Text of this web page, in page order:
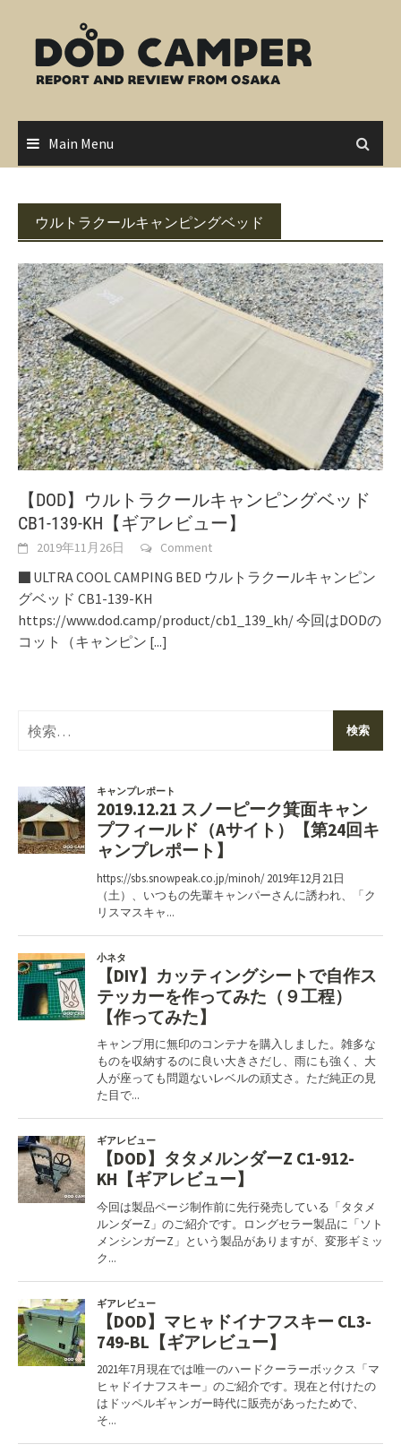
content
Main Menu
ウルトラクールキャンピングベッド
【DOD】ウルトラクールキャンピングベッド
CB1-139-KH【ギアレビュー】
2019年11月26日 Comment
■ ULTRA COOL CAMPING BED ウルトラクールキャンピン
グベッド CB1-139-KH
https://www.dod.camp/product/cb1_139_kh/ 今回はDODの
コット（キャンピン [...]
検
索: